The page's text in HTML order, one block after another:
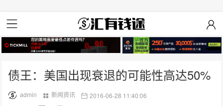
债王：美国出现衰退的可能性高达50%
admin 新闻资讯
2016-06-28 11:40:06